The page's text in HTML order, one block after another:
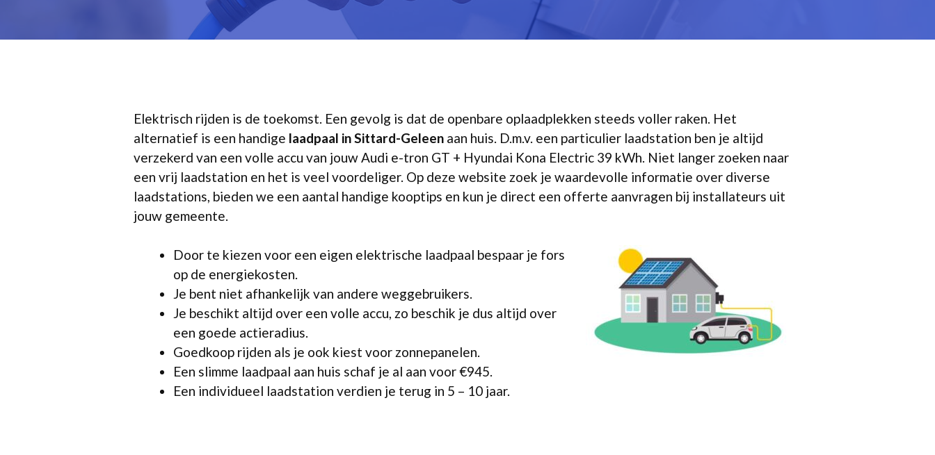
Elektrisch rijden is de toekomst. Een gevolg is dat de openbare oplaadplekken steeds voller raken. Het
alternatief is een handige laadpaal in Sittard-Geleen aan huis. D.m.v. een particulier laadstation ben je altijd
verzekerd van een volle accu van jouw Audi e-tron GT + Hyundai Kona Electric 39 kWh. Niet langer zoeken naar
een vrij laadstation en het is veel voordeliger. Op deze website zoek je waardevolle informatie over diverse
laadstations, bieden we een aantal handige kooptips en kun je direct een offerte aanvragen bij installateurs uit
jouw gemeente.
Door te kiezen voor een eigen elektrische laadpaal bespaar je fors
op de energiekosten.
Je bent niet afhankelijk van andere weggebruikers.
Je beschikt altijd over een volle accu, zo beschik je dus altijd over
een goede actieradius.
Goedkoop rijden als je ook kiest voor zonnepanelen.
Een slimme laadpaal aan huis schaf je al aan voor €945.
Een individueel laadstation verdien je terug in 5 – 10 jaar.